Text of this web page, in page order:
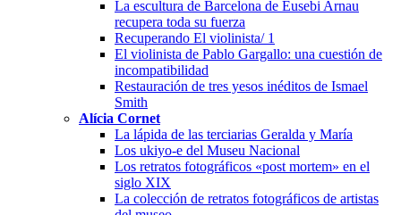
La escultura de Barcelona de Eusebi Arnau
recupera toda su fuerza
Recuperando El violinista/ 1
El violinista de Pablo Gargallo: una cuestión de
incompatibilidad
Restauración de tres yesos inéditos de Ismael
Smith
Alícia Cornet
La lápida de las terciarias Geralda y María
Los ukiyo-e del Museu Nacional
Los retratos fotográficos «post mortem» en el
siglo XIX
La colección de retratos fotográficos de artistas